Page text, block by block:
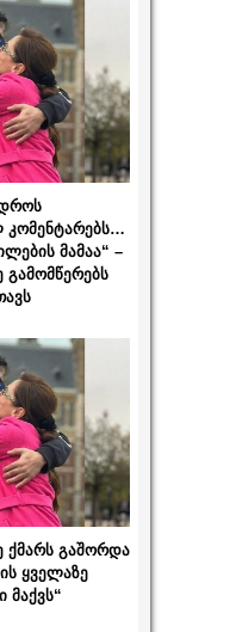
კომენტარებს…
მამაა“ –
გამომწერებს
ქმარს გაშორდა
ყველაზე